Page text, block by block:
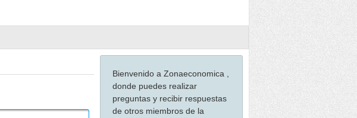
Bienvenido a Zonaeconomica ,
donde puedes realizar
preguntas y recibir respuestas
de otros miembros de la